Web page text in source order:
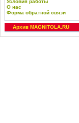
Условия работы
О нас
Форма обратной связи
Архив MAGNITOLA.RU